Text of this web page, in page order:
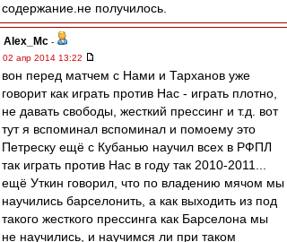
содержание.не получилось.
Alex_Mc -
02 апр 2014 13:22
вон перед матчем с Нами и Тарханов уже
говорит как играть против Нас - играть плотно,
не давать свободы, жесткий прессинг и т.д. вот
тут я вспоминал вспоминал и помоему это
Петреску ещё с Кубанью научил всех в РФПЛ
так играть против Нас в году так 2010-2011...
ещё Уткин говорил, что по владению мячом мы
научились барселонить, а как выходить из под
такого жесткого прессинга как Барселона мы
не научились, и научимся ли при таком